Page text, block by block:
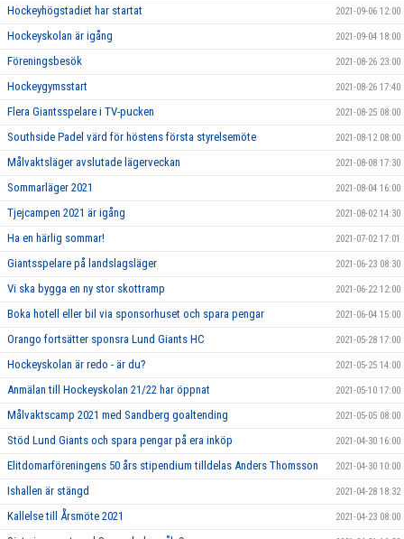
Hockeyhögstadiet har startat 2021-09-06 12:00
Hockeyskolan är igång 2021-09-04 18:00
Föreningsbesök 2021-08-26 23:00
Hockeygymsstart 2021-08-26 17:40
Flera Giantsspelare i TV-pucken 2021-08-25 08:00
Southside Padel värd för höstens första styrelsemöte 2021-08-12 08:00
Målvaktsläger avslutade lägerveckan 2021-08-08 17:30
Sommarläger 2021 2021-08-04 16:00
Tjejcampen 2021 är igång 2021-08-02 14:30
Ha en härlig sommar! 2021-07-02 17:01
Giantsspelare på landslagsläger 2021-06-23 08:30
Vi ska bygga en ny stor skottramp 2021-06-22 12:00
Boka hotell eller bil via sponsorhuset och spara pengar 2021-06-04 15:00
Orango fortsätter sponsra Lund Giants HC 2021-05-28 17:00
Hockeyskolan är redo - är du? 2021-05-25 14:00
Anmälan till Hockeyskolan 21/22 har öppnat 2021-05-10 17:00
Målvaktscamp 2021 med Sandberg goaltending 2021-05-05 08:00
Stöd Lund Giants och spara pengar på era inköp 2021-04-30 16:00
Elitdomarföreningens 50 års stipendium tilldelas Anders Thomsson 2021-04-30 10:00
Ishallen är stängd 2021-04-28 18:32
Kallelse till Årsmöte 2021 2021-04-23 08:00